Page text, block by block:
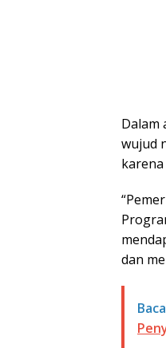
Dalam
wujud
dan